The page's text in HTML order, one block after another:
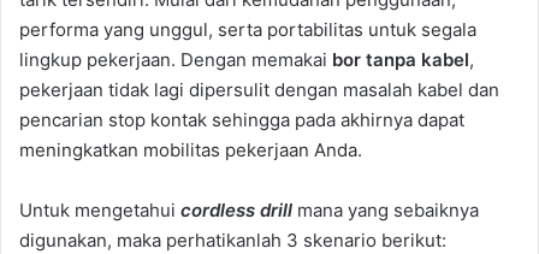
performa yang unggul, serta portabilitas untuk segala
lingkup pekerjaan. Dengan memakai bor tanpa kabel,
pekerjaan tidak lagi dipersulit dengan masalah kabel dan
pencarian stop kontak sehingga pada akhirnya dapat
meningkatkan mobilitas pekerjaan Anda.
Untuk mengetahui cordless drill mana yang sebaiknya
digunakan, maka perhatikanlah 3 skenario berikut: